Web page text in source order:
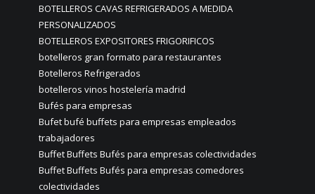
BOTELLEROS CAVAS REFRIGERADOS A MEDIDA
PERSONALIZADOS
BOTELLEROS EXPOSITORES FRIGORIFICOS
botelleros gran formato para restaurantes
Botelleros Refrigerados
botelleros vinos hostelería madrid
Bufés para empresas
Bufet bufé buffets para empresas empleados
trabajadores
Buffet Buffets Bufés para empresas colectividades
Buffet Buffets Bufés para empresas comedores
colectividades